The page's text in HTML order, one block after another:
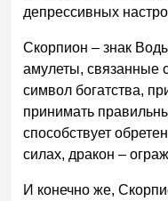
депрессивных
Скорпион – знак
амулеты, связанные
символ богатства,
принимать
способствует
силах, дракон –
И конечно же,